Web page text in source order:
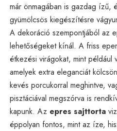
már önmagában is gazdag ízű,
gyümölcsös kiegészítésre
A dekoráció szempontjából az
lehetőségeket kínál. A friss
étkezési virágokat, mint például
amelyek extra eleganciát
kevés porcukorral meghintve,
pisztáciával megszórva is
kapunk. Az epres sajttorta
éppolyan fontos, mint az íze,